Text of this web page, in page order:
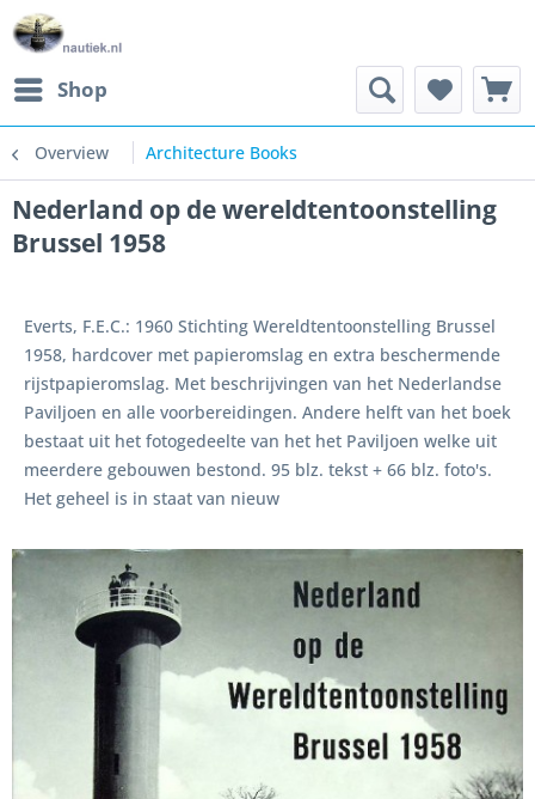
Shop
Overview Architecture Books
Nederland op de wereldtentoonstelling
Brussel 1958
Everts, F.E.C.: 1960 Stichting Wereldtentoonstelling Brussel
1958, hardcover met papieromslag en extra beschermende
rijstpapieromslag. Met beschrijvingen van het Nederlandse
Paviljoen en alle voorbereidingen. Andere helft van het boek
bestaat uit het fotogedeelte van het het Paviljoen welke uit
meerdere gebouwen bestond. 95 blz. tekst + 66 blz. foto's.
Het geheel is in staat van nieuw